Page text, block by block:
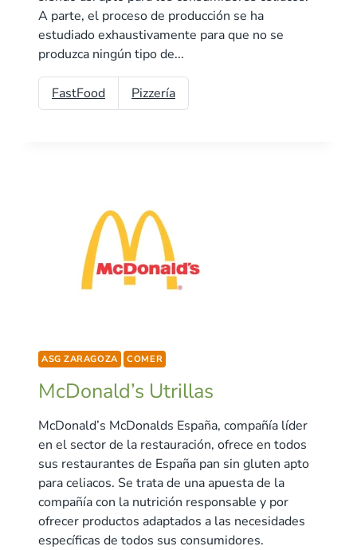
A parte, el proceso de producción se ha
estudiado exhaustivamente para que no se
produzca ningún tipo de...
FastFood Pizzería
ASG ZARAGOZA COMER
McDonald’s Utrillas
McDonald’s McDonalds España, compañía líder
en el sector de la restauración, ofrece en todos
sus restaurantes de España pan sin gluten apto
para celiacos. Se trata de una apuesta de la
compañía con la nutrición responsable y por
ofrecer productos adaptados a las necesidades
específicas de todos sus consumidores.